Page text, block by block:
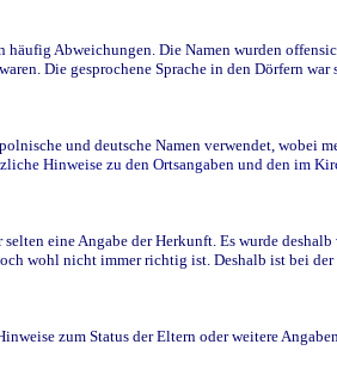
Abweichungen. Die Namen wurden
Die gesprochene Sprache in den Dörfern
und deutsche Namen verwendet, wobei
Hinweise zu den Ortsangaben und den im
eine Angabe der Herkunft. Es wurde
wohl nicht immer richtig ist. Deshalb ist bei
zum Status der Eltern oder weitere